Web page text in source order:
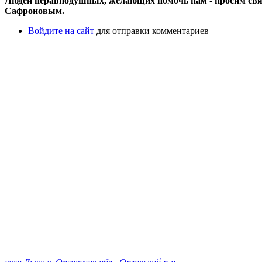
Сафроновым.
Войдите на сайт для отправки комментариев